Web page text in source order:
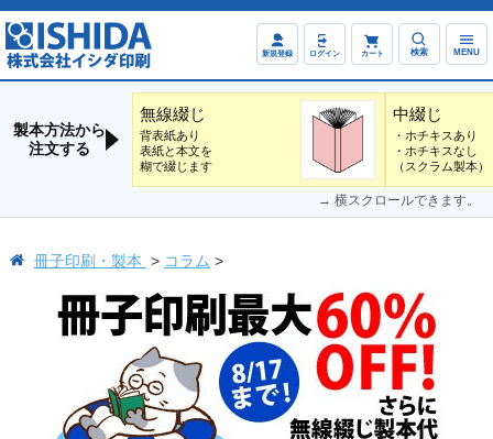
新規登録 ログイン カート 検索 MENU
製本方法から
注文する
無線綴じ
背表紙あり
表紙と本文を
糊で綴じます
中綴じ
・ホチキスあり
・ホチキスなし
（スクラム製本）
→ 横スクロールできます。
冊子印刷・製本 コラム